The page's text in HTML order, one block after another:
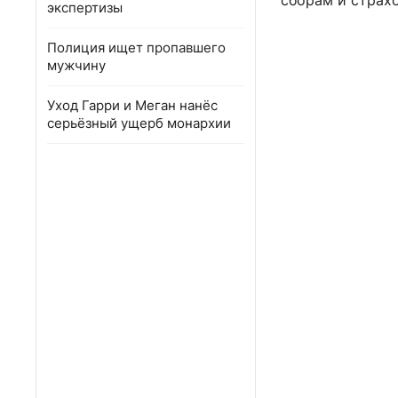
экспертизы
Полиция ищет пропавшего
мужчину
Уход Гарри и Меган нанёс
серьёзный ущерб монархии